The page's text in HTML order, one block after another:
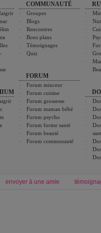
COMMUNAUTÉ
Groupes
Blogs
Rencontres
Bons plans
Témoignages
Quiz
FORUM
Forum minceur
Forum cuisine
Forum grossesse
Forum maman bébé
Forum psycho
Forum forme santé
Forum beauté
Forum communauté
envoyer à une amie